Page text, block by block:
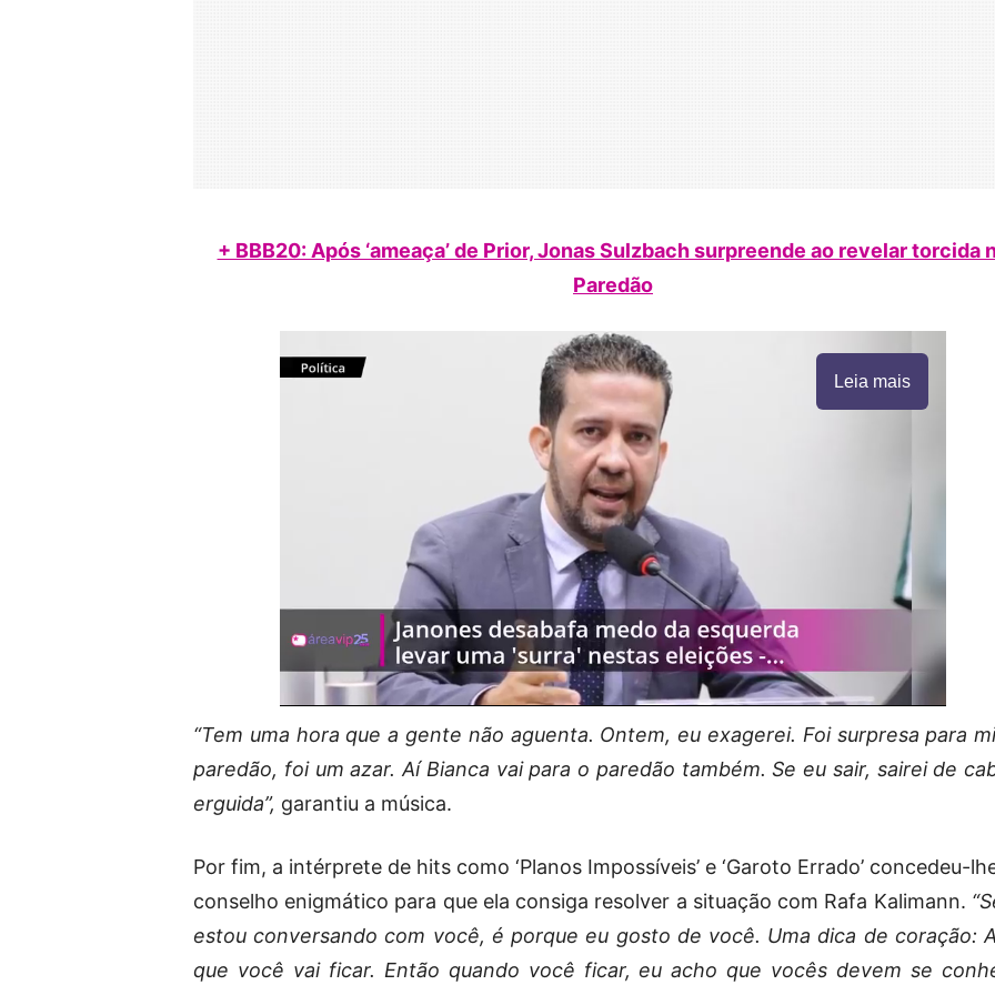
+ BBB20: Após ‘ameaça’ de Prior, Jonas Sulzbach surpreende ao revelar torcida
Paredão
Leia mais
“Tem uma hora que a gente não aguenta. Ontem, eu exagerei. Foi surpresa para
paredão, foi um azar. Aí Bianca vai para o paredão também. Se eu sair, sairei de
erguida”, garantiu a música.
Por fim, a intérprete de hits como ‘Planos Impossíveis’ e ‘Garoto Errado’ concedeu-
conselho enigmático para que ela consiga resolver a situação com Rafa Kalimann.
estou conversando com você, é porque eu gosto de você. Uma dica de coração:
que você vai ficar. Então quando você ficar, eu acho que vocês devem se